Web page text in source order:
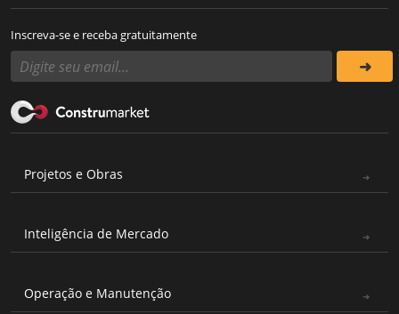
Inscreva-se e receba gratuitamente
Projetos e Obras
Inteligência de Mercado
Operação e Manutenção